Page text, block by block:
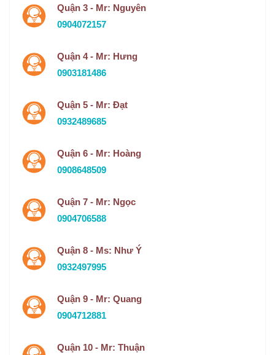
Quận 3 - Mr: Nguyên
0904072157
Quận 4 - Mr: Hưng
0903181486
Quận 5 - Mr: Đạt
0932489685
Quận 6 - Mr: Hoàng
0908648509
Quận 7 - Mr: Ngọc
0904706588
Quận 8 - Ms: Như Ý
0932497995
Quận 9 - Mr: Quang
0904712881
Quận 10 - Mr: Thuận